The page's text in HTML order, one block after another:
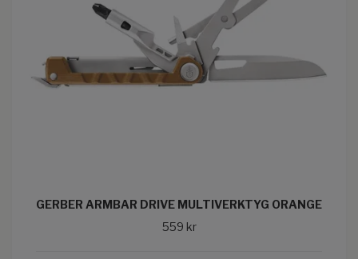
GERBER ARMBAR DRIVE MULTIVERKTYG ORANGE
559 kr